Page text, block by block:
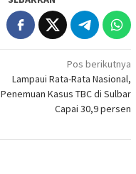
Pos berikutnya
Lampaui Rata-Rata Nasional,
Penemuan Kasus TBC di Sulbar
Capai 30,9 persen